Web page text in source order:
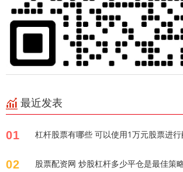
最近发表
01 杠杆股票有哪些 可以使用1万元股票进
02 股票配资网 炒股杠杆多少平仓是最佳策